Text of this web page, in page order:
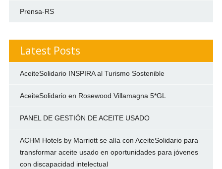
Prensa-RS
Latest Posts
AceiteSolidario INSPIRA al Turismo Sostenible
AceiteSolidario en Rosewood Villamagna 5*GL
PANEL DE GESTIÓN DE ACEITE USADO
ACHM Hotels by Marriott se alía con AceiteSolidario para
transformar aceite usado en oportunidades para jóvenes
con discapacidad intelectual